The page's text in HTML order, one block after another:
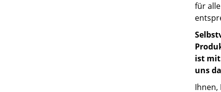
für
ist mit
uns
Ihnen,